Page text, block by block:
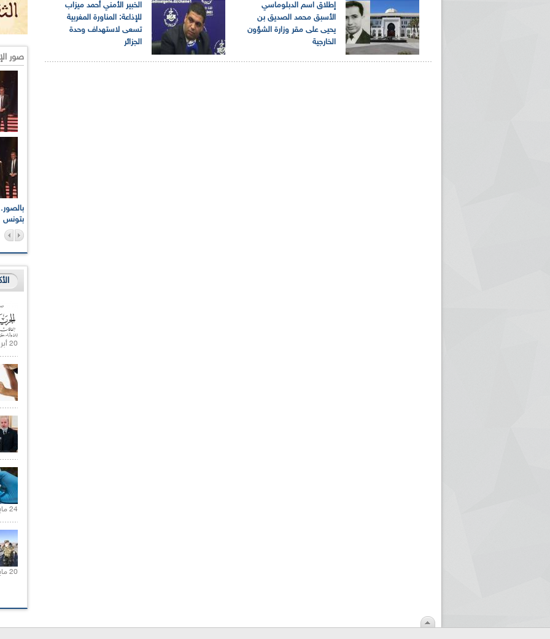
الخبير الأمني أحمد ميزاب
للإذاعة: المناورة المغربية
تسعى لاستهداف وحدة
الجزائر
إطلاق اسم الدبلوماسي
الأسبق محمد الصديق بن
يحيى على مقر وزارة الشؤون
الخارجية
صور
بتونس
20 أبريل 2021 |
24 مايو 2021 |
20 مايو 2021 |